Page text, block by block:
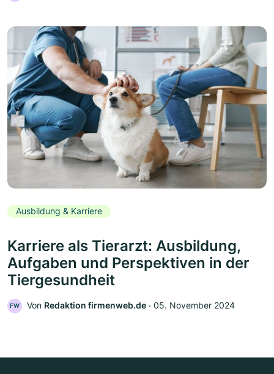
Ausbildung & Karriere
Karriere als Tierarzt: Ausbildung,
Aufgaben und Perspektiven in der
Tiergesundheit
FW Von Redaktion firmenweb.de ‧ 05. November 2024